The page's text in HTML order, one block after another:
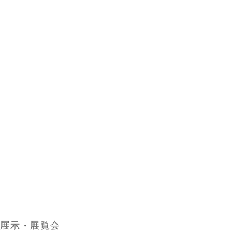
展示・展覧会